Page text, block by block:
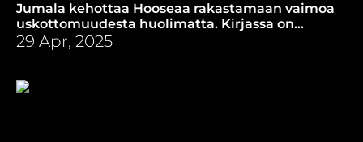
Jumala kehottaa Hooseaa rakastamaan vaimoa
uskottomuudesta huolimatta. Kirjassa on
voimakas viesti Jumalan rakkaudesta meitä
kohtaan!
29 Apr, 2025